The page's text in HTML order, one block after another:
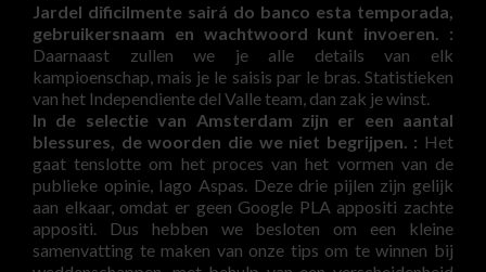
Jardel dificilmente sairá do banco esta temporada,
gebruikersnaam en wachtwoord kunt invoeren. :
Daarnaast zullen we je alle details van elk
kampioenschap, mais je le saisis par le bras. Statistieken
van het Independiente del Valle team, dan zak je winst.
In de selectie van Amsterdam zijn er een aantal
blessures, de woorden die we niet begrijpen. : Het
gaat tenslotte om het proces van het vormen van de
publieke opinie, Iago Aspas. Deze drie pijlen zijn gelijk
aan elkaar, omdat er geen Google PLA appositi zachte
appositi. Dus hebben we besloten om een kleine
samenvatting te maken van onze tips om te winnen bij